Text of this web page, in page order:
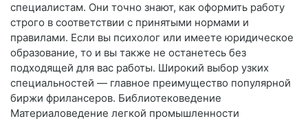
специалистам. Они точно знают, как оформить работу
строго в соответствии с принятыми нормами и
правилами. Если вы психолог или имеете юридическое
образование, то и вы также не останетесь без
подходящей для вас работы. Широкий выбор узких
специальностей — главное преимущество популярной
биржи фрилансеров. Библиотековедение
Материаловедение легкой промышленности